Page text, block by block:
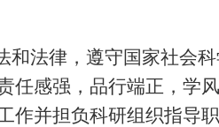
和法律，遵守国家社会
任感强，品行端正，学风
作并担负科研组织指导职